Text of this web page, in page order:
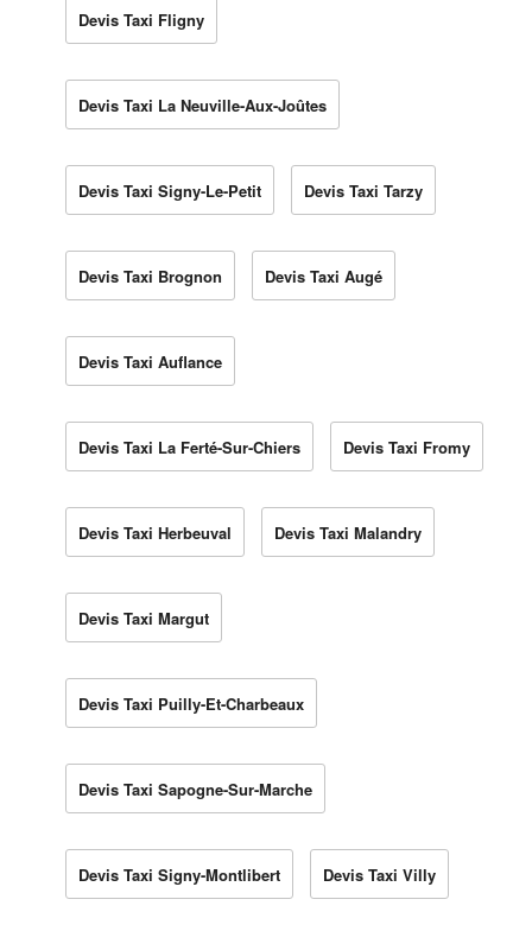
Devis Taxi Fligny
Devis Taxi La Neuville-Aux-Joûtes
Devis Taxi Signy-Le-Petit Devis Taxi Tarzy
Devis Taxi Brognon Devis Taxi Augé
Devis Taxi Auflance
Devis Taxi La Ferté-Sur-Chiers Devis Taxi Fromy
Devis Taxi Herbeuval Devis Taxi Malandry
Devis Taxi Margut
Devis Taxi Puilly-Et-Charbeaux
Devis Taxi Sapogne-Sur-Marche
Devis Taxi Signy-Montlibert Devis Taxi Villy